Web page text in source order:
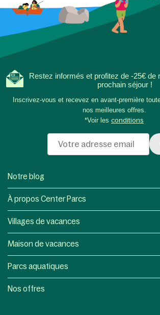
Restez informés et profitez de -25€ de
prochain séjour !
Inscrivez-vous et recevez en avant-première
nos meilleures offres.
*Voir les conditions
Notre blog
À propos Center Parcs
Villages de vacances
Maison de vacances
Parcs aquatiques
Nos offres